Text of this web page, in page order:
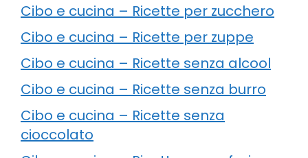
Cibo e cucina – Ricette per zucchero
Cibo e cucina – Ricette per zuppe
Cibo e cucina – Ricette senza alcool
Cibo e cucina – Ricette senza burro
Cibo e cucina – Ricette senza
cioccolato